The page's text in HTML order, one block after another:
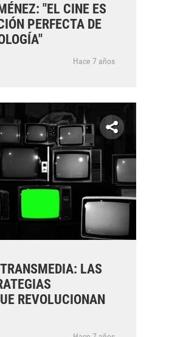
"EL CINE ES
PERFECTA DE
Hace 7 años
LAS
REVOLUCIONAN